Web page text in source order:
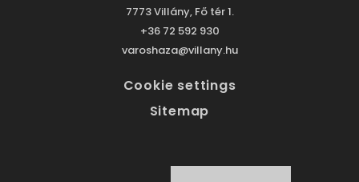
7773 Villány, Fő tér 1.
+36 72 592 930
varoshaza@villany.hu
Cookie settings
Sitemap